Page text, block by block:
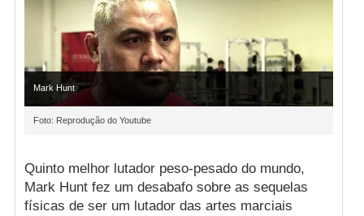
Mark Hunt
Foto: Reprodução do Youtube
Quinto melhor lutador peso-pesado do mundo,
Mark Hunt fez um desabafo sobre as sequelas
físicas de ser um lutador das artes marciais